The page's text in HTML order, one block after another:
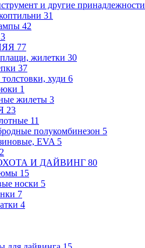
и другие принадлежности
31
42
77
жилетки 30
37
худи 6
1
жилеты 3
23
11
полукомбинезон 5
EVA 5
2
И ДАЙВИНГ 80
15
носки 5
7
4